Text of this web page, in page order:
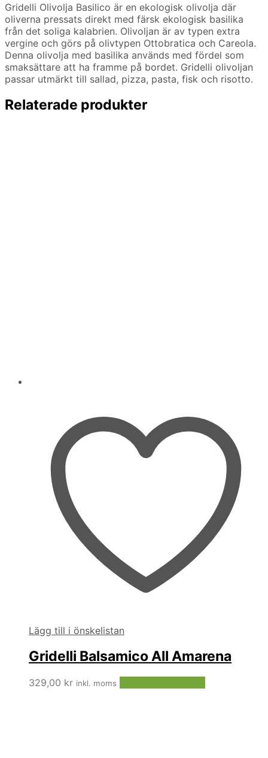
Gridelli Olivolja Basilico är en ekologisk olivolja där
oliverna pressats direkt med färsk ekologisk basilika
från det soliga kalabrien. Olivoljan är av typen extra
vergine och görs på olivtypen Ottobratica och Careola.
Denna olivolja med basilika används med fördel som
smaksättare att ha framme på bordet. Gridelli olivoljan
passar utmärkt till sallad, pizza, pasta, fisk och risotto.
Relaterade produkter
Lägg till i önskelistan
Gridelli Balsamico All Amarena
329,00 kr inkl. moms